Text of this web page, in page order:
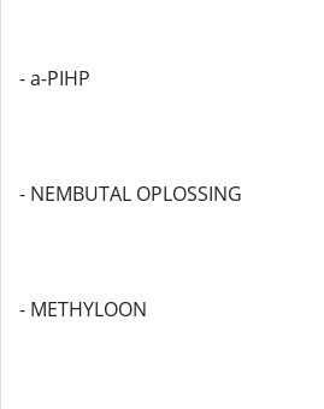
- a-PIHP
- NEMBUTAL OPLOSSING
- METHYLOON